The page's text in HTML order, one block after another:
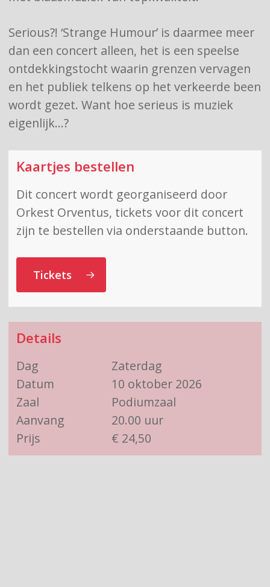
Serious?! ‘Strange Humour’ is daarmee meer
dan een concert alleen, het is een speelse
ontdekkingstocht waarin grenzen vervagen
en het publiek telkens op het verkeerde been
wordt gezet. Want hoe serieus is muziek
eigenlijk…?
Kaartjes bestellen
Dit concert wordt georganiseerd door
Orkest Orventus, tickets voor dit concert
zijn te bestellen via onderstaande button.
Tickets
Details
Dag
Zaterdag
Datum
10 oktober 2026
Zaal
Podiumzaal
Aanvang
20.00 uur
Prijs
€ 24,50